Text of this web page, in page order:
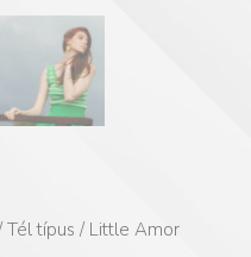
Tél típus / Little Amor